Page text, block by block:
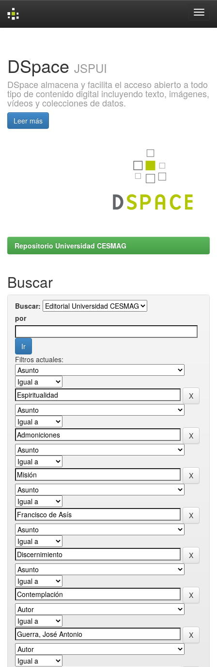
DSpace JSPUI
DSpace almacena y facilita el acceso abierto a todo
tipo de contenido digital incluyendo texto, imágenes,
vídeos y colecciones de datos.
Leer más
Repositorio Universidad CESMAG
Buscar
Buscar:
por
Filtros actuales: